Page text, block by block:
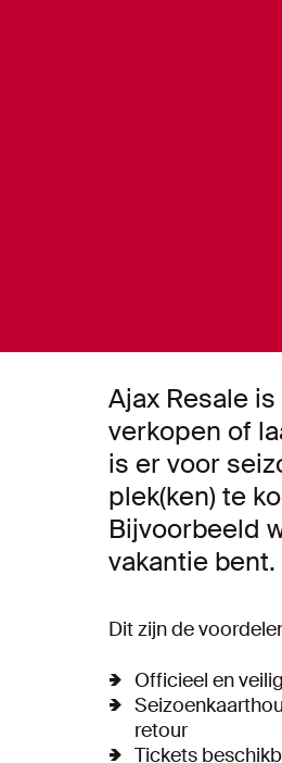
Ajax Resale
verkopen of
is er voor
plek(ken) te
Bijvoorbeeld
vakantie bent.
Dit zijn de
Officieel en
retour
Tickets